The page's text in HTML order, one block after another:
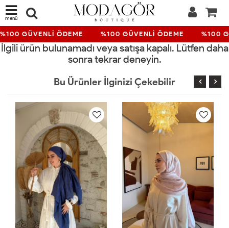
menü
GÜVENLİ ÖDEME %100 GÜVENLİ ÖDEME %100
İlgili ürün bulunamadı veya satışa kapalı. Lütfen daha
sonra tekrar deneyin.
Bu Ürünler İlginizi Çekebilir